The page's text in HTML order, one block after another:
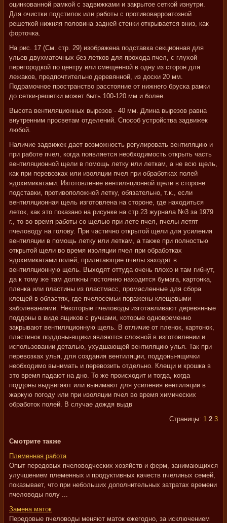
оцинкованной рамкой с задвижками и закрытое сеткой изнутри.
Для очистки подстилок или работы с противоварроатозной
решеткой нижняя половина задней стенки открывается вниз, как
форточка.
На рис. 17 (См. стр. 29) изображена подставка секционная для
ульев двухматочных без летков для прохода пчел, с глухой
перегородкой по центру или смещенной в одну из сторон для
лежаков, предпочтительно деревянной, из доски 20 мм.
Подрамочное пространство расстояние от нижнего бруска рамки
до сетки-решетки может быть 100-120 мм и более.
Высота вентиляционных вырезов - 40 мм. Длина вырезов равна
внутренним просветам отделений. Способ устройства задвижек
любой.
Наличие задвижек дает возможность регулировать вентиляцию и
при работе пчел, когда появляется необходимость открыть часть
вентиляционной щели в помощь летку или леткам, а не всю щель,
как при перевозках или изоляции пчел при обработках полей
ядохимикатами. Изготовление вентиляционной щели в стороне
подставки, противоположной летку, обязательно, т.к., если
вентиляционная щель изготовлена на стороне, где находиться
леток, как это показано на рисунке на стр.23 журнала №3 за 1979
г., то во время работы со щелью при лете пчел, пчелы летят
пчеловоду на голову. При частично открытой щели для усиления
вентиляции в помощь летку или леткам, а также при полностью
открытой щели во время изоляции пчел при обработках
ядохимикатами полей, прилетающие пчелы заходят в
вентиляционную щель. Выходят оттуда очень плохо и там гибнут,
да к тому же там должны постоянно находится бумага, картонка,
пленка или пластины из пластмасс, промасленные для сбора
клещей в областях, где пчелосемьи поражены клещевыми
заболеваниями. Некоторые пчеловоды изготавливают деревянные
поддоны в виде ящиков с ручками, которые одновременно
закрывают вентиляционную щель. В отличие от пленок, картонок,
пластинок поддоны-ящики являются сложной в изготовлении и
использовании деталью, ухудшающей вентиляцию улья. Так при
перевозках улья, для создания вентиляции, поддоны-ящички
необходимо вынимать и перевозить отдельно. Клещи и крошка в
это время падают на дно. То же происходит и тогда, когда
поддоны выдвигают или вынимают для усиления вентиляции в
жаркую погоду или при изоляции пчел во время химических
обработок полей. В случае дождя выдв
Страницы: 1 2 3
Смотрите также
Племенная работа
Опыт передовых пчеловодческих хозяйств и ферм, занимающихся
улучшением племенных и продуктивных качеств пчелиных семей,
показывает, что при небольших дополнительных затратах времени
пчеловоды полу ...
Замена маток
Передовые пчеловоды меняют маток ежегодно, за исключением